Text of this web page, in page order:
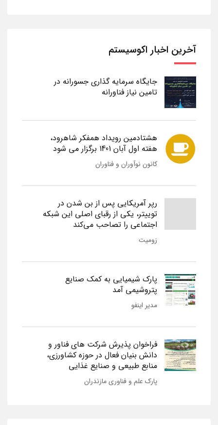
آخرین اخبار اکوسیستم
جایگاه سرمایه گذاری جسورانه در
تامین نیاز فناورانه
هشتادمین رویداد همفکر شاهرود،
هفته اول آبان 1401 برگزار می شود
کانون نوآوران و فناوران
رپر آمریکایی پس از بن شدن در
توییتر، یکی از رقبای اصلی این شبکه
اجتماعی را تصاحب می‌کند
زومیت
پارک شیمیایی به کمک صنایع
پتروشیمی آمد
مدیر اینفو
فراخوان پذیرش شرکت های فناور و
دانش بنیان فعال در حوزه کشاورزی،
منابع طبیعی و صنایع غذایی
پارک علم و فناوری مازندران